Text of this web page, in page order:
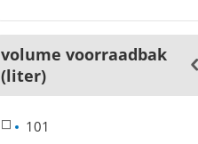
volume voorraadbak
(liter)
101